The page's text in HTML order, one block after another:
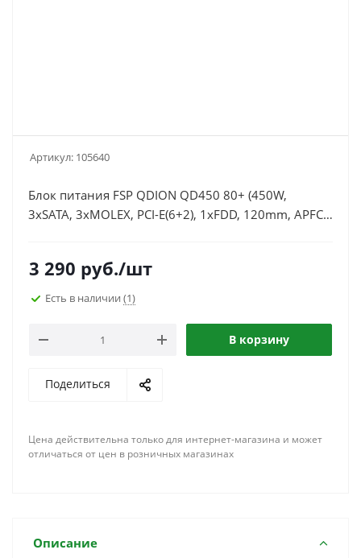
Артикул: 105640
Блок питания FSP QDION QD450 80+ (450W,
3xSATA, 3xMOLEX, PCI-E(6+2), 1xFDD, 120mm, APFC,
3 290 руб./шт
Есть в наличии (1)
В корзину
Поделиться
Цена действительна только для интернет-магазина и может
отличаться от цен в розничных магазинах
Описание